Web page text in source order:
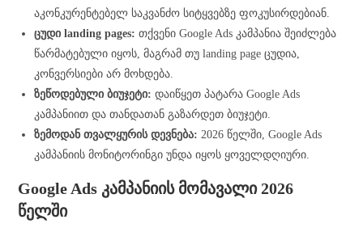
აკონკურენტებელ საკვანძო სიტყვებზე ფოკუსირდებიან.
ცუდი landing pages: თქვენი Google Ads კამპანია შეიძლება
წარმატებული იყოს, მაგრამ თუ landing page ცუდია,
კონვერსიები არ მოხდება.
ზეწოდებული ბიუჯეტი: დაიწყეთ პატარა Google Ads
კამპანიით და თანდათან გაზარდეთ ბიუჯეტი.
ზემოდან თვალყურის დევნება: 2026 წელში, Google Ads
კამპანიის მონიტორინგი უნდა იყოს ყოველდღიური.
Google Ads კამპანიის მომავალი 2026
წელში